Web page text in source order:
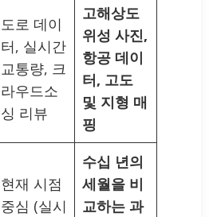
도로 데이
터, 실시간
교통량, 크
라우드소
싱 리뷰
고해상도
위성 사진,
항공 데이
터, 고도
및 지형 매
핑
현재 시점
중심 (실시
수십 년의
세월을 비
교하는 과